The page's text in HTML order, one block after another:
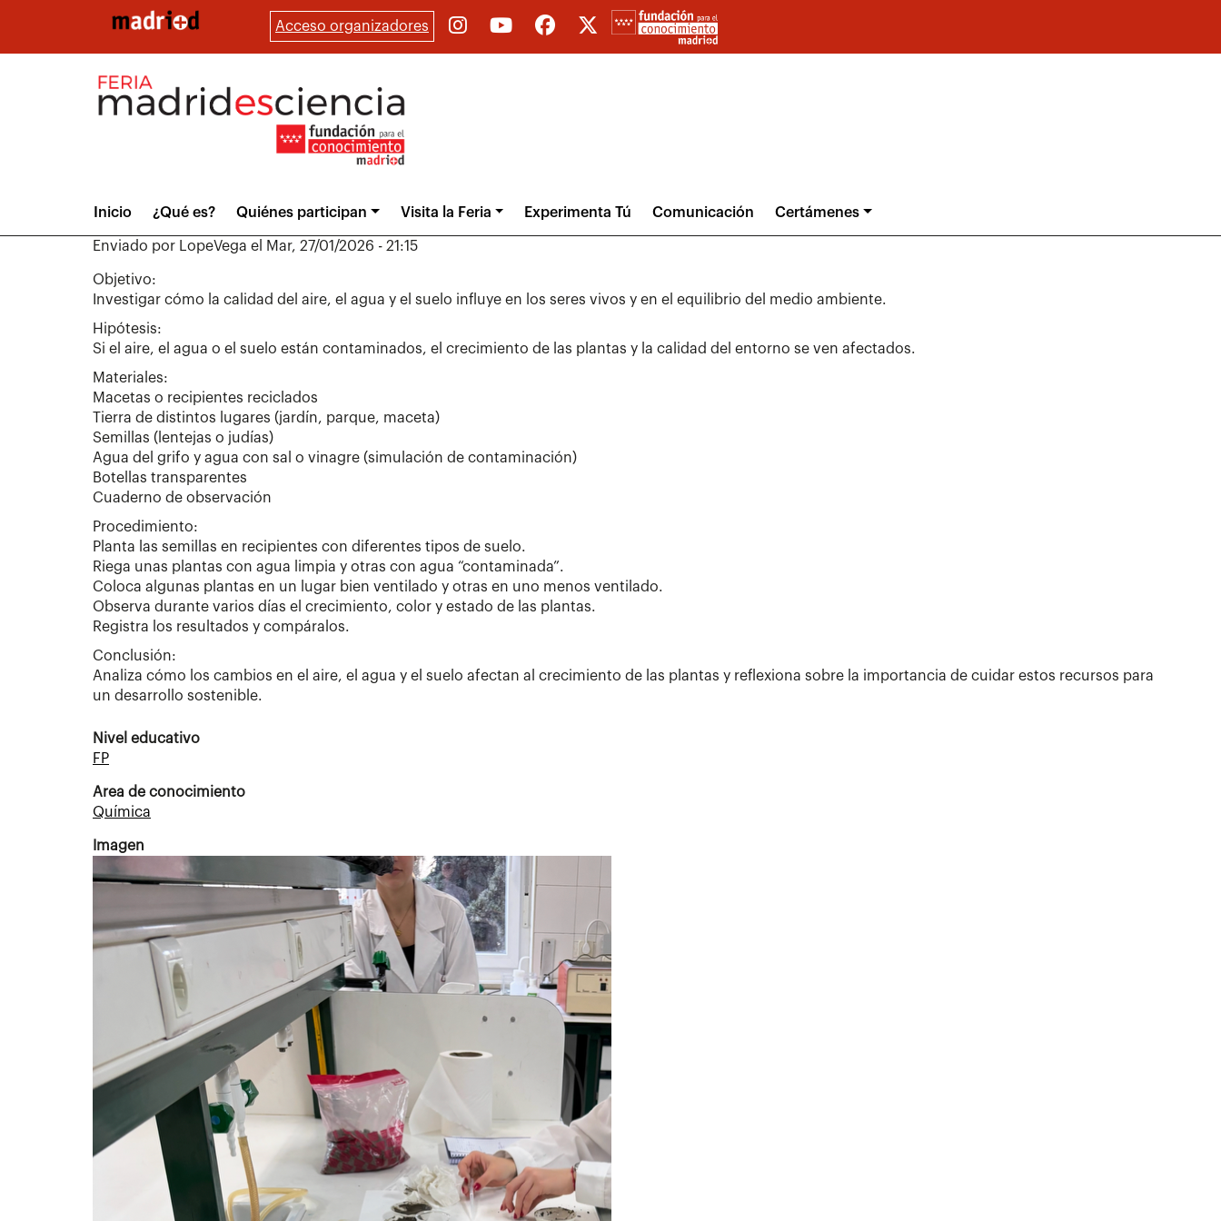
Acceso organizadores
Main
menuInicio ¿Qué es? Quiénes participan Visita la Feria Experimenta Tú Comunicación Certámenes
Enviado por LopeVega el Mar, 27/01/2026 - 21:15
Objetivo:
Investigar cómo la calidad del aire, el agua y el suelo influye en los seres vivos y en el equilibrio del medio ambiente.
Hipótesis:
Si el aire, el agua o el suelo están contaminados, el crecimiento de las plantas y la calidad del entorno se ven afectados.
Materiales:
Macetas o recipientes reciclados
Tierra de distintos lugares (jardín, parque, maceta)
Semillas (lentejas o judías)
Agua del grifo y agua con sal o vinagre (simulación de contaminación)
Botellas transparentes
Cuaderno de observación
Procedimiento:
Planta las semillas en recipientes con diferentes tipos de suelo.
Riega unas plantas con agua limpia y otras con agua “contaminada”.
Coloca algunas plantas en un lugar bien ventilado y otras en uno menos ventilado.
Observa durante varios días el crecimiento, color y estado de las plantas.
Registra los resultados y compáralos.
Conclusión:
Analiza cómo los cambios en el aire, el agua y el suelo afectan al crecimiento de las plantas y reflexiona sobre la importancia de cuidar estos recursos para
un desarrollo sostenible.
Nivel educativo
FP
Area de conocimiento
Química
Imagen